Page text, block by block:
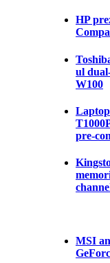
HP
ul
W100
pre-
MSI